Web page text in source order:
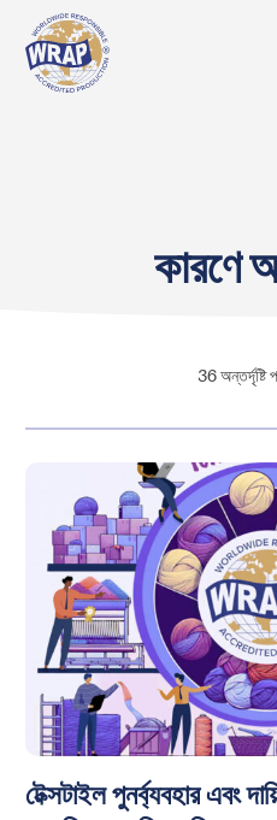
কারণে
36 অন্তর্দৃষ্টি
টেক্সটাইল পুনর্ব্যবহার এবং